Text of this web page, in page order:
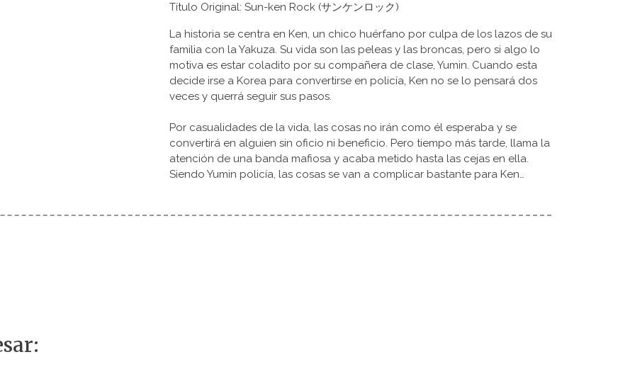
Título Original: Sun-ken Rock (サンケンロック)
La historia se centra en Ken, un chico huérfano por culpa de los lazos de su
familia con la Yakuza. Su vida son las peleas y las broncas, pero si algo lo
motiva es estar coladito por su compañera de clase, Yumin. Cuando esta
decide irse a Korea para convertirse en policía, Ken no se lo pensará dos
veces y querrá seguir sus pasos.
Por casualidades de la vida, las cosas no irán como él esperaba y se
convertirá en alguien sin oficio ni beneficio. Pero tiempo más tarde, llama la
atención de una banda mafiosa y acaba metido hasta las cejas en ella.
Siendo Yumin policía, las cosas se van a complicar bastante para Ken…